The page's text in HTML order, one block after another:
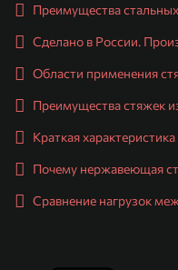
Преимущества
Сделано в России.
Области применения
Преимущества стяжек
Краткая
Почему нержавеющая
Сравнение нагрузок